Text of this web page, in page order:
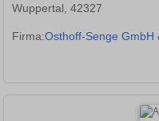
Wuppertal, 42327
Firma:Osthoff-Senge GmbH